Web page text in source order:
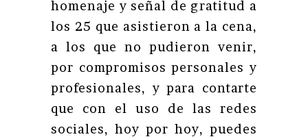
homenaje y señal de gratitud a
los 25 que asistieron a la cena,
a los que no pudieron venir,
por compromisos personales y
profesionales, y para contarte
que con el uso de las redes
sociales, hoy por hoy, puedes